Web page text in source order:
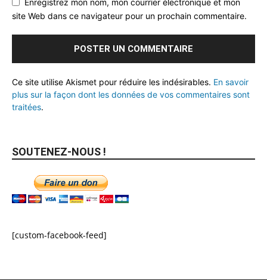
Enregistrez mon nom, mon courrier électronique et mon
site Web dans ce navigateur pour un prochain commentaire.
Ce site utilise Akismet pour réduire les indésirables. En savoir
plus sur la façon dont les données de vos commentaires sont
traitées.
SOUTENEZ-NOUS !
[custom-facebook-feed]